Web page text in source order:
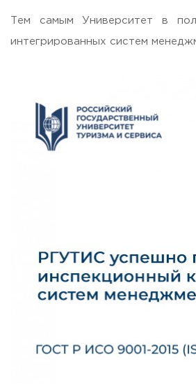
Фирменный стиль
I Международный туристско-
Антимонопольный комплаенс
Бесплатная юридическая помощь
Филиал ФГБОУ ВО «РГУТИС» в г.
ТЕЛЕФОНЫ
+7 (495) 940 83 00
+7 (495) 940 83 58 - Приемная
priem@rguts.ru - Приемная
Тем самым Университет в
интегрированных систем